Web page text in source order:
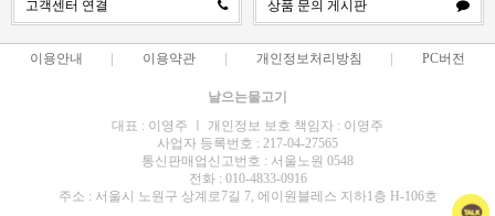
고객센터 연결 상품 문의 게시판
이용안내 이용약관 개인정보처리방침 PC버전
날으는물고기
대표 : 이영주 ㅣ 개인정보 보호 책임자 : 이영주
사업자 등록번호 : 217-04-27565
통신판매업신고번호 : 서울노원 0548
전화 : 010-4833-0916
주소 : 서울시 노원구 상계로7길 7, 에이원블레스 지하1층 H-106호